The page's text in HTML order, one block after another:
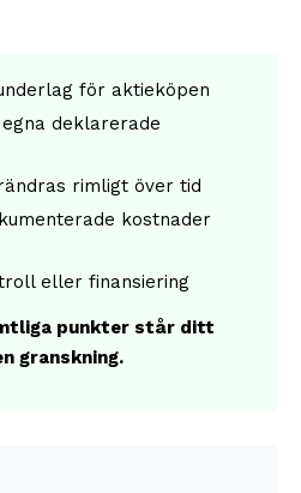
för aktieköpen
deklarerade
rimligt över tid
kostnader
eller finansiering
punkter står ditt
granskning.